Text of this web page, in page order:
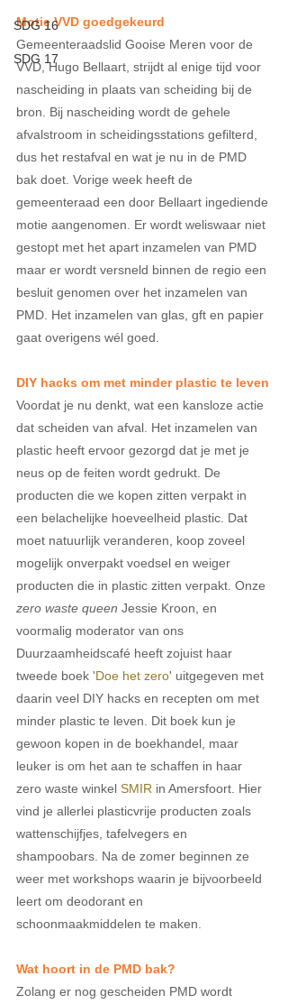
SDG 16
SDG 17
Motie VVD goedgekeurd
Gemeenteraadslid Gooise Meren voor de
VVD, Hugo Bellaart, strijdt al enige tijd voor
nascheiding in plaats van scheiding bij de
bron. Bij nascheiding wordt de gehele
afvalstroom in scheidingsstations gefilterd,
dus het restafval en wat je nu in de PMD
bak doet. Vorige week heeft de
gemeenteraad een door Bellaart ingediende
motie aangenomen. Er wordt weliswaar niet
gestopt met het apart inzamelen van PMD
maar er wordt versneld binnen de regio een
besluit genomen over het inzamelen van
PMD. Het inzamelen van glas, gft en papier
gaat overigens wél goed.
DIY hacks om met minder plastic te leven
Voordat je nu denkt, wat een kansloze actie
dat scheiden van afval. Het inzamelen van
plastic heeft ervoor gezorgd dat je met je
neus op de feiten wordt gedrukt. De
producten die we kopen zitten verpakt in
een belachelijke hoeveelheid plastic. Dat
moet natuurlijk veranderen, koop zoveel
mogelijk onverpakt voedsel en weiger
producten die in plastic zitten verpakt. Onze
zero waste queen Jessie Kroon, en
voormalig moderator van ons
Duurzaamheidscafé heeft zojuist haar
tweede boek 'Doe het zero' uitgegeven met
daarin veel DIY hacks en recepten om met
minder plastic te leven. Dit boek kun je
gewoon kopen in de boekhandel, maar
leuker is om het aan te schaffen in haar
zero waste winkel SMIR in Amersfoort. Hier
vind je allerlei plasticvrije producten zoals
wattenschijfjes, tafelvegers en
shampoobars. Na de zomer beginnen ze
weer met workshops waarin je bijvoorbeeld
leert om deodorant en
schoonmaakmiddelen te maken.
Wat hoort in de PMD bak?
Zolang er nog gescheiden PMD wordt